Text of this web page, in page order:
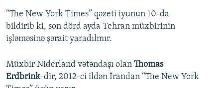
BIZIMLƏ ƏLAQƏ
XƏBƏR BÜLLETENLƏRIMIZ
“The New York Times” qəzeti iyunun 10-da
bildirib ki, son dörd ayda Tehran müxbirinin
işləməsinə şərait yaradılmır.
Müxbir Niderland vətəndaşı olan Thomas
Erdbrink-dir, 2012-ci ildən İrandan “The New York